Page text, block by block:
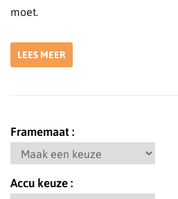
moet.
LEES MEER
Framemaat
Accu keuze